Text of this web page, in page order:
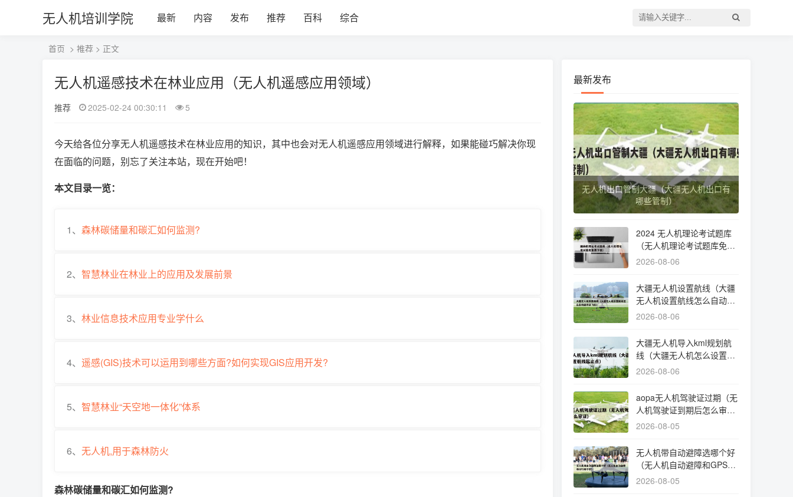
无人机培训学院 最新 内容 发布 推荐 百科 综合
首页 > 推荐 > 正文
无人机遥感技术在林业应用（无人机遥感应用领域）
推荐 2025-02-24 00:30:11 5
今天给各位分享无人机遥感技术在林业应用的知识，其中也会对无人机遥感应用领域进行解释，如果能碰巧解决你现
在面临的问题，别忘了关注本站，现在开始吧！
本文目录一览：
1、 森林碳储量和碳汇如何监测?
2、 智慧林业在林业上的应用及发展前景
3、 林业信息技术应用专业学什么
4、 遥感(GIS)技术可以运用到哪些方面?如何实现GIS应用开发?
5、 智慧林业“天空地一体化”体系
6、 无人机,用于森林防火
森林碳储量和碳汇如何监测?
最新发布
无人机出口管制大疆（大疆无人机出口有
哪些管制）
2024 无人机理论考试题库
（无人机理论考试题库免费
下载）
2026-08-06
大疆无人机设置航线（大疆
无人机设置航线怎么自动避
开禁飞区）
2026-08-06
大疆无人机导入kml规划航
线（大疆无人机怎么设置航
线起止点）
2026-08-06
aopa无人机驾驶证过期（无
人机驾驶证到期后怎么审
证）
2026-08-05
无人机带自动避障选哪个好
（无人机自动避障和GPS哪
个好）
2026-08-05